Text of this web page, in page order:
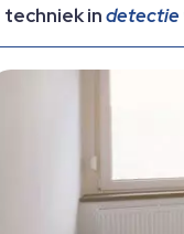
techniek indetectie